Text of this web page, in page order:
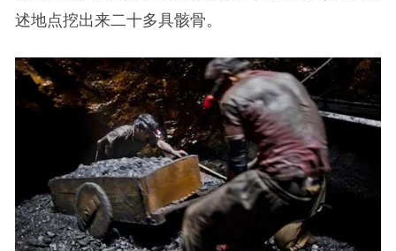
述地点挖出来二十多具骸骨。